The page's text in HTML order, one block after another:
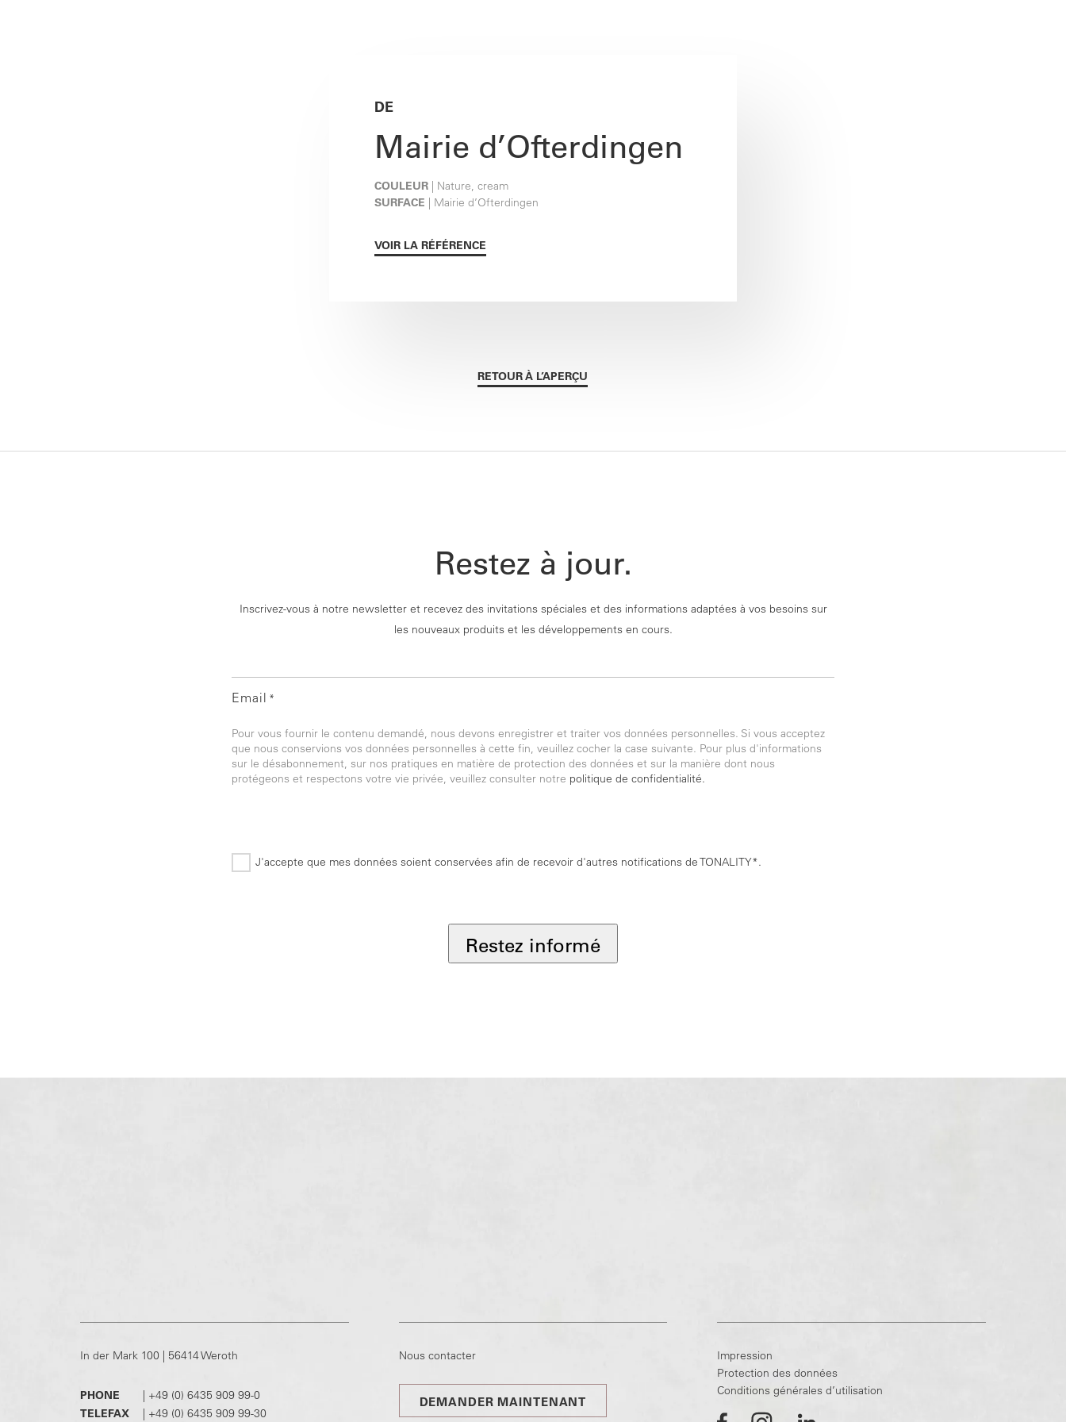
DE
Mairie d’Ofterdingen
COULEUR | Nature, cream
SURFACE | Mairie d’Ofterdingen
VOIR LA RÉFÉRENCE
RETOUR À L’APERÇU
Restez à jour.
Inscrivez-vous à notre newsletter et recevez des invitations spéciales et des informations adaptées à vos besoins sur
les nouveaux produits et les développements en cours.
Email *
Pour vous fournir le contenu demandé, nous devons enregistrer et traiter vos données personnelles. Si vous acceptez
que nous conservions vos données personnelles à cette fin, veuillez cocher la case suivante. Pour plus d'informations
sur le désabonnement, sur nos pratiques en matière de protection des données et sur la manière dont nous
protégeons et respectons votre vie privée, veuillez consulter notre politique de confidentialité.
J'accepte que mes données soient conservées afin de recevoir d'autres notifications de TONALITY*.
Restez informé
In der Mark 100 | 56414 Weroth
PHONE | +49 (0) 6435 909 99-0
TELEFAX
| +49 (0) 6435 909 99-30
Nous contacter
DEMANDER MAINTENANT
Impression
Protection des données
Conditions générales d’utilisation